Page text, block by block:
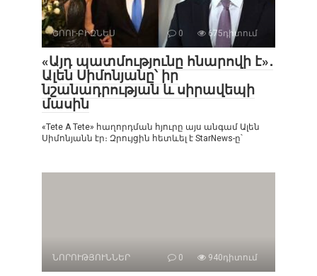
ՇՈՈՒ-ԲԻԶՆԵՍ 0 675դիտում
«Այդ պատմությունը հնարովի է»․
Ալեն Սիմոնյանը՝ իր
նշանադրության և սիրավեպի
մասին
«Tete A Tete» հաղորդման հյուրը այս անգամ Ալեն
Սիմոնյանն էր։ Զրույցին հետևել է StarNews-ը՝
ՆՈՐՈՒԹՅՈՒՆՆԵՐ 0 940դիտում